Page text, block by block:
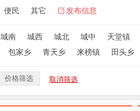
便民 其它 发布信息
城南 城西 城北 城中 天堂镇
包家乡 青天乡 来榜镇 田头乡
价格筛选 取消筛选